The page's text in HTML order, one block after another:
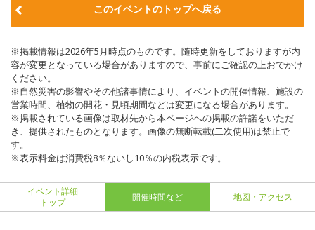
このイベントのトップへ戻る
※掲載情報は2026年5月時点のものです。随時更新をしておりますが内
容が変更となっている場合がありますので、事前にご確認の上おでかけ
ください。
※自然災害の影響やその他諸事情により、イベントの開催情報、施設の
営業時間、植物の開花・見頃期間などは変更になる場合があります。
※掲載されている画像は取材先から本ページへの掲載の許諾をいただ
き、提供されたものとなります。画像の無断転載(二次使用)は禁止で
す。
※表示料金は消費税8％ないし10％の内税表示です。
イベント詳細
トップ
開催時間など 地図・アクセス